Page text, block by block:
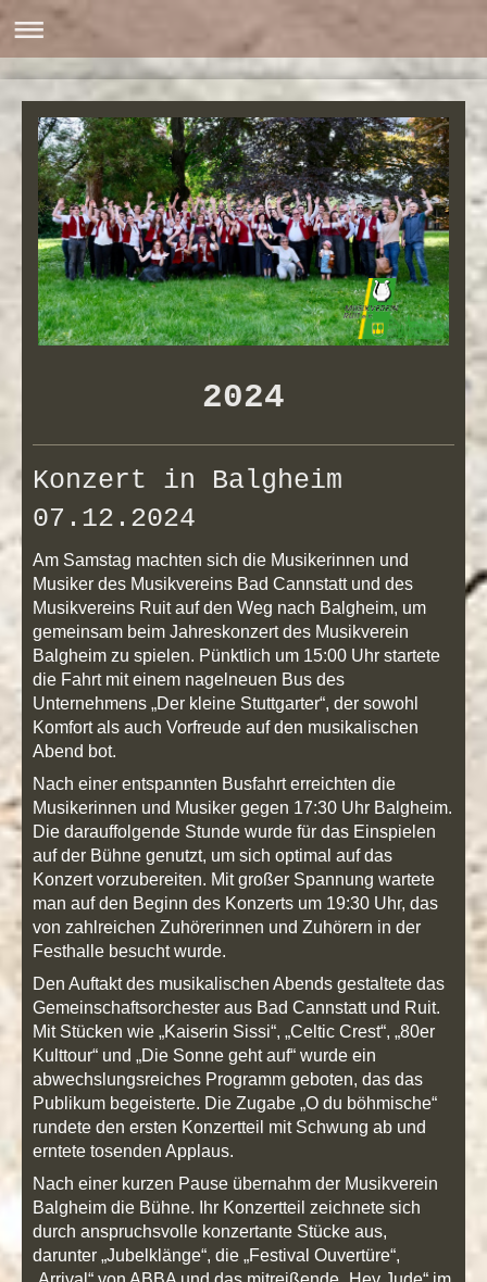
2024
Konzert in Balgheim
07.12.2024
Am Samstag machten sich die Musikerinnen und
Musiker des Musikvereins Bad Cannstatt und des
Musikvereins Ruit auf den Weg nach Balgheim, um
gemeinsam beim Jahreskonzert des Musikverein
Balgheim zu spielen. Pünktlich um 15:00 Uhr startete
die Fahrt mit einem nagelneuen Bus des
Unternehmens „Der kleine Stuttgarter“, der sowohl
Komfort als auch Vorfreude auf den musikalischen
Abend bot.
Nach einer entspannten Busfahrt erreichten die
Musikerinnen und Musiker gegen 17:30 Uhr Balgheim.
Die darauffolgende Stunde wurde für das Einspielen
auf der Bühne genutzt, um sich optimal auf das
Konzert vorzubereiten. Mit großer Spannung wartete
man auf den Beginn des Konzerts um 19:30 Uhr, das
von zahlreichen Zuhörerinnen und Zuhörern in der
Festhalle besucht wurde.
Den Auftakt des musikalischen Abends gestaltete das
Gemeinschaftsorchester aus Bad Cannstatt und Ruit.
Mit Stücken wie „Kaiserin Sissi“, „Celtic Crest“, „80er
Kulttour“ und „Die Sonne geht auf“ wurde ein
abwechslungsreiches Programm geboten, das das
Publikum begeisterte. Die Zugabe „O du böhmische“
rundete den ersten Konzertteil mit Schwung ab und
erntete tosenden Applaus.
Nach einer kurzen Pause übernahm der Musikverein
Balgheim die Bühne. Ihr Konzertteil zeichnete sich
durch anspruchsvolle konzertante Stücke aus,
darunter „Jubelklänge“, die „Festival Ouvertüre“,